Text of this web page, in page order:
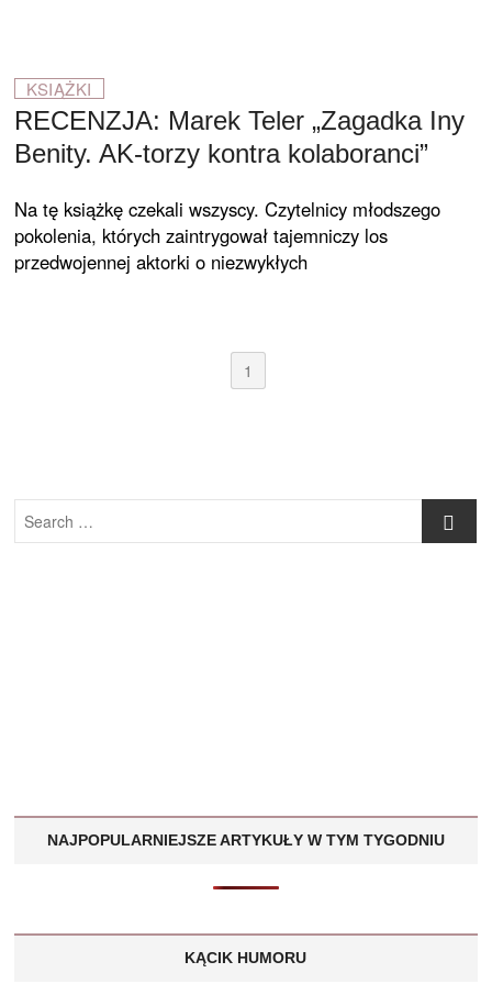
KSIĄŻKI
RECENZJA: Marek Teler „Zagadka Iny
Benity. AK-torzy kontra kolaboranci”
Na tę książkę czekali wszyscy. Czytelnicy młodszego
pokolenia, których zaintrygował tajemniczy los
przedwojennej aktorki o niezwykłych
1
Search
…
NAJPOPULARNIEJSZE ARTYKUŁY W TYM TYGODNIU
KĄCIK HUMORU